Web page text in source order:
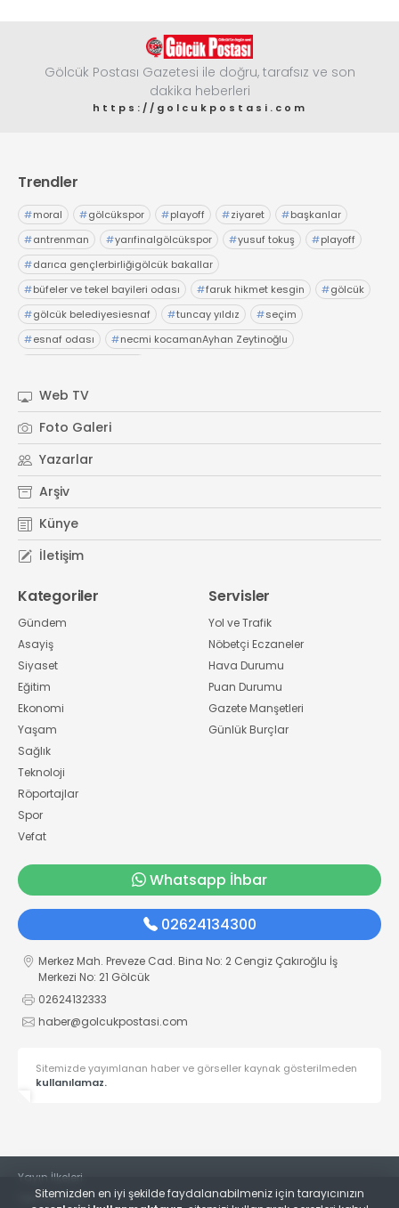
Gölcük Postası Gazetesi ile doğru, tarafsız ve son
dakika heberleri
https://golcukpostasi.com
Trendler
#moral #gölcükspor #playoff #ziyaret #başkanlar
#antrenman #yarıfinalgölcükspor #yusuf tokuş #playoff
#darıca gençlerbirliğigölcük bakallar
#büfeler ve tekel bayileri odası #faruk hikmet kesgin #gölcük
#gölcük belediyesiesnaf #tuncay yıldız #seçim
#esnaf odası #necmi kocamanAyhan Zeytinoğlu
Web TV
Foto Galeri
Yazarlar
Arşiv
Künye
İletişim
Kategoriler
Gündem
Asayiş
Siyaset
Eğitim
Ekonomi
Yaşam
Sağlık
Teknoloji
Röportajlar
Spor
Vefat
Servisler
Yol ve Trafik
Nöbetçi Eczaneler
Hava Durumu
Puan Durumu
Gazete Manşetleri
Günlük Burçlar
Whatsapp İhbar
02624134300
Merkez Mah. Preveze Cad. Bina No: 2 Cengiz Çakıroğlu İş
Merkezi No: 21 Gölcük
02624132333
haber@golcukpostasi.com
Sitemizde yayımlanan haber ve görseller kaynak gösterilmeden
kullanılamaz.
Yayın İlkeleri
Veri Politikası
Sitemizden en iyi şekilde faydalanabilmeniz için tarayıcınızın